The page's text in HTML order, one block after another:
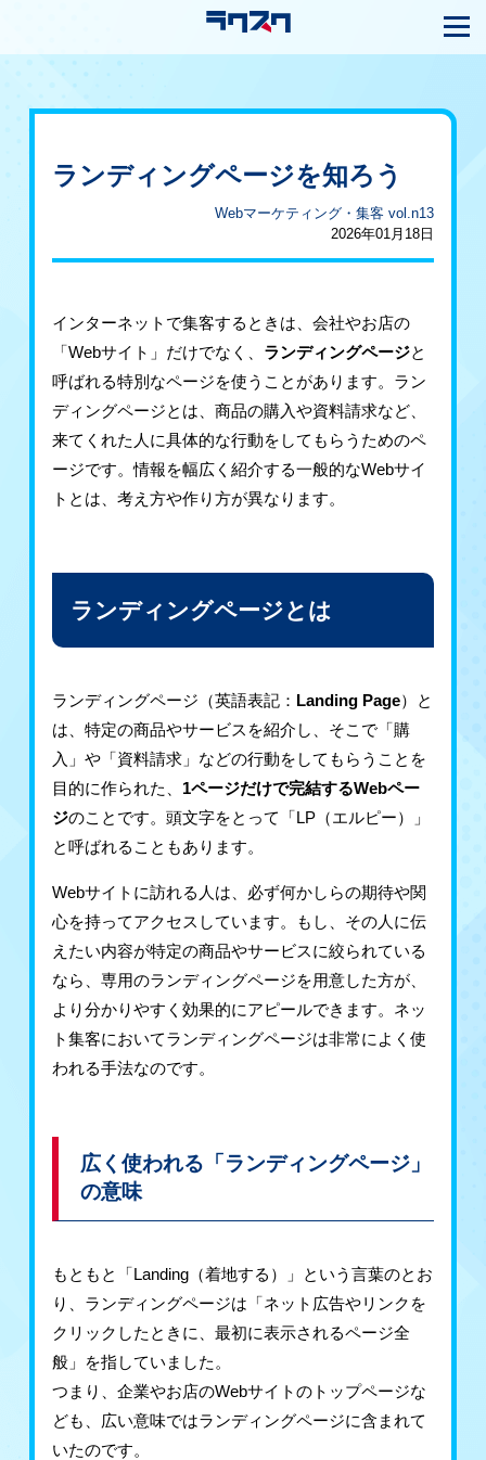
ランディングページを知ろう
Webマーケティング・集客 vol.n13
2026年01月18日
インターネットで集客するときは、会社やお店の
「Webサイト」だけでなく、 ランディングページと
呼ばれる特別なページを使うことがあります。ラン
ディングページとは、商品の購入や資料請求など、
来てくれた人に具体的な行動をしてもらうためのペ
ージです。情報を幅広く紹介する一般的なWebサイ
トとは、考え方や作り方が異なります。
ランディングページとは
ランディングページ（英語表記： Landing Page）と
は、特定の商品やサービスを紹介し、そこで「購
入」や「資料請求」などの行動をしてもらうことを
目的に作られた、 1ページだけで完結するWebペー
ジのことです。頭文字をとって「LP（エルピー）」
と呼ばれることもあります。
Webサイトに訪れる人は、必ず何かしらの期待や関
心を持ってアクセスしています。もし、その人に伝
えたい内容が特定の商品やサービスに絞られている
なら、専用のランディングページを用意した方が、
より分かりやすく効果的にアピールできます。ネッ
ト集客においてランディングページは非常によく使
われる手法なのです。
広く使われる「ランディングページ」
の意味
もともと「Landing（着地する）」という言葉のとお
り、ランディングページは「ネット広告やリンクを
クリックしたときに、最初に表示されるページ全
般」を指していました。
つまり、企業やお店のWebサイトのトップページな
ども、広い意味ではランディングページに含まれて
いたのです。